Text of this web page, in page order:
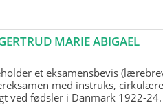
MARIE ABIGAEL
et eksamensbevis
med instruks,
ved fødsler i Danmark 1922-24.